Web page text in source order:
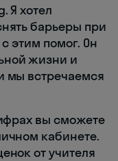
Я хотел
барьеры при
этим помог. Он
жизни и
мы встречаемся
вы сможете
кабинете.
от учителя